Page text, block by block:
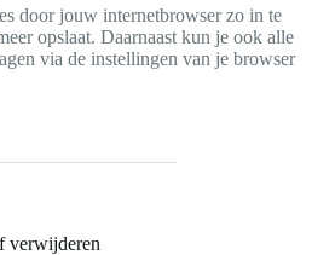
door jouw internetbrowser zo in te
opslaat. Daarnaast kun je ook alle
via de instellingen van je browser
verwijderen